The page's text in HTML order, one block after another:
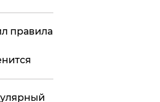
правила